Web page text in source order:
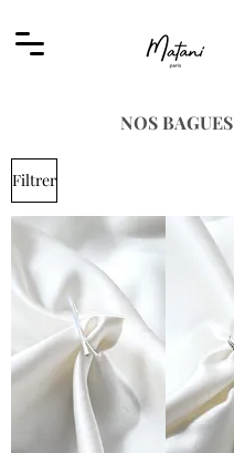
NOS BAGUES
Filtrer